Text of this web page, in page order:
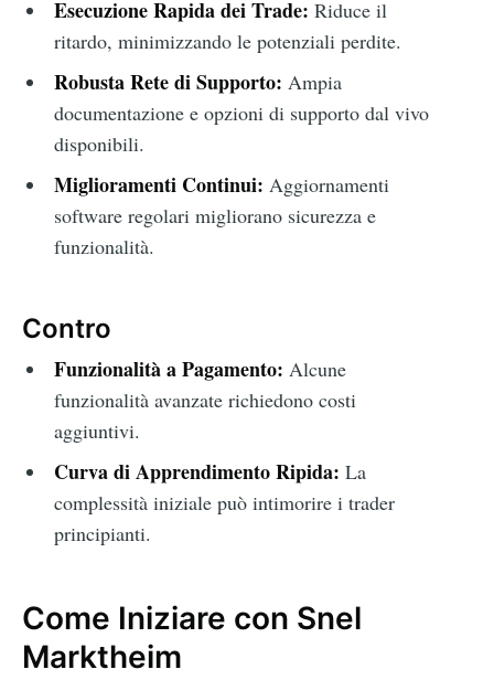
Esecuzione Rapida dei Trade: Riduce il
ritardo, minimizzando le potenziali perdite.
Robusta Rete di Supporto: Ampia
documentazione e opzioni di supporto dal vivo
disponibili.
Miglioramenti Continui: Aggiornamenti
software regolari migliorano sicurezza e
funzionalità.
Contro
Funzionalità a Pagamento: Alcune
funzionalità avanzate richiedono costi
aggiuntivi.
Curva di Apprendimento Ripida: La
complessità iniziale può intimorire i trader
principianti.
Come Iniziare con Snel
Marktheim